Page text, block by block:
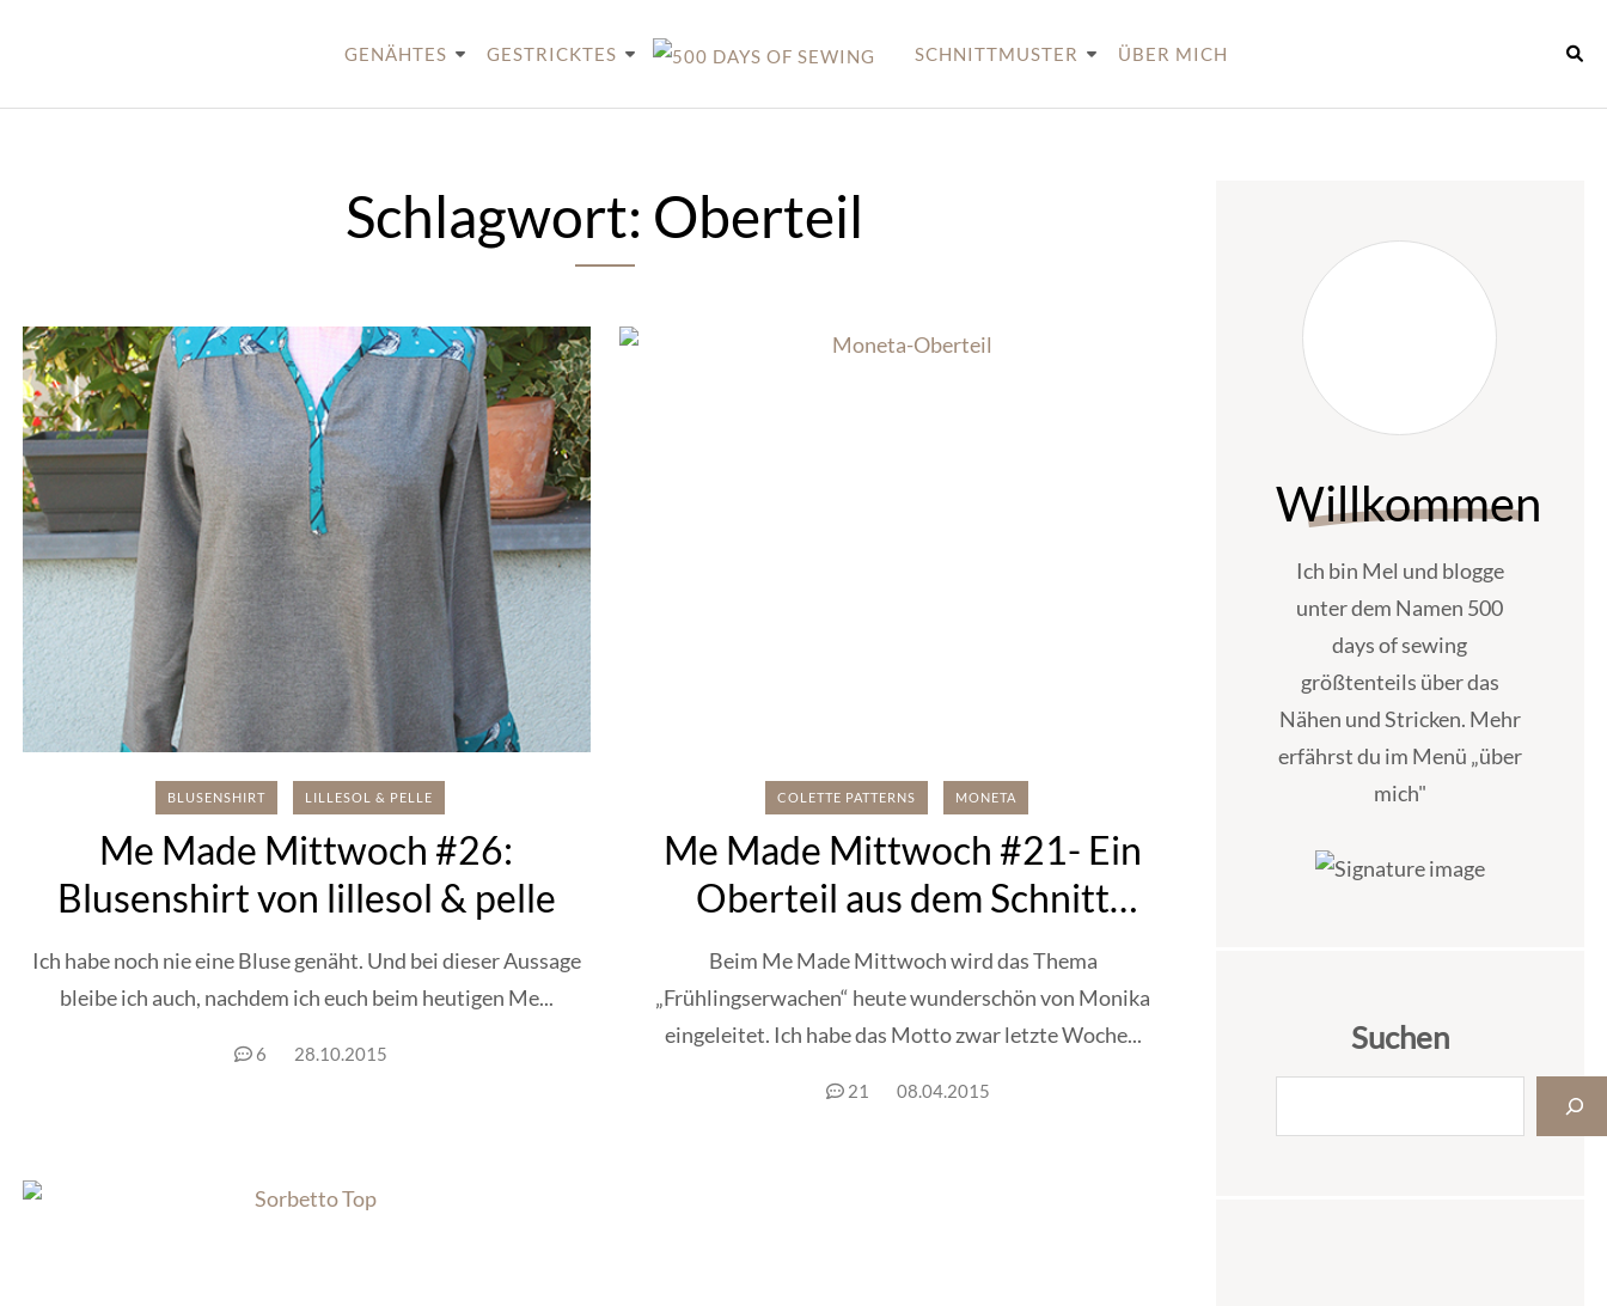
GENÄHTES GESTRICKTES SCHNITTMUSTER ÜBER MICH
Schlagwort: Oberteil
BLUSENSHIRT LILLESOL & PELLE
Me Made Mittwoch #26:
Blusenshirt von lillesol & pelle
Ich habe noch nie eine Bluse genäht. Und bei dieser Aussage
bleibe ich auch, nachdem ich euch beim heutigen Me...
6 28.10.2015
COLETTE PATTERNS MONETA
Me Made Mittwoch #21- Ein
Oberteil aus dem Schnitt
„Moneta“
Beim Me Made Mittwoch wird das Thema
„Frühlingserwachen“ heute wunderschön von Monika
eingeleitet. Ich habe das Motto zwar letzte Woche...
21 08.04.2015
Willkommen
Ich bin Mel und blogge
unter dem Namen 500
days of sewing
größtenteils über das
Nähen und Stricken. Mehr
erfährst du im Menü „über
mich"
Suchen